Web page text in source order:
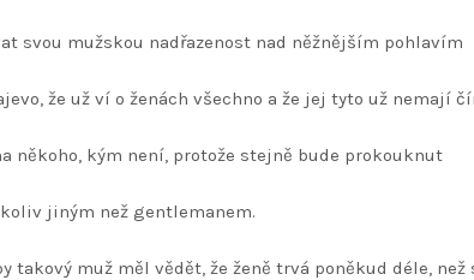
svou mužskou nadřazenost nad něžnějším pohlavím
že už ví o ženách všechno a že jej tyto už nemají
někoho, kým není, protože stejně bude prokouknut
jiným než gentlemanem.
takový muž měl vědět, že ženě trvá poněkud déle,